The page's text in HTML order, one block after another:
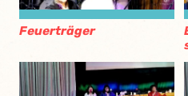
Feuerträger